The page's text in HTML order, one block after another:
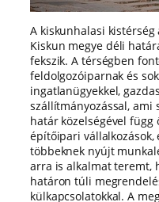
A kiskunhalasi
Kiskun megye déli
fekszik. A térségben
feldolgozóiparnak és
ingatlanügyekkel,
szállítmányozással, ami
határ közelségével függ
építőipari
többeknek nyújt
arra is alkalmat teremt,
határon túli
külkapcsolatokkal. A